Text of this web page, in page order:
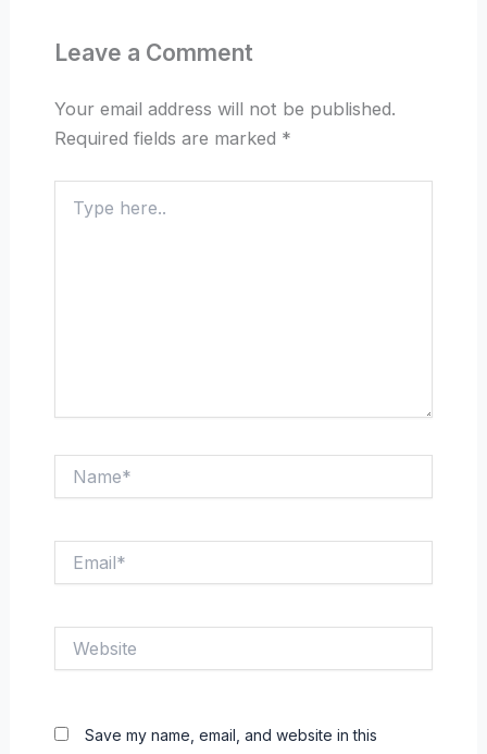
Leave a Comment
Your email address will not be published.
Required fields are marked *
here..
Save my name, email, and website in this